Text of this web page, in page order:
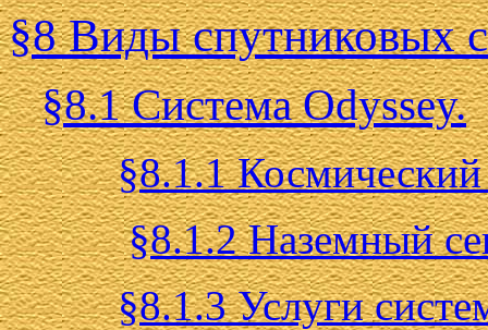
§8 Виды спутниковых
§8.1 Система Odyssey.
§8.1.1
§8.1.2 Наземный
§8.1.3 Услуги